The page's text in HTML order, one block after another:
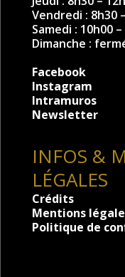
Vendredi : 8h30
Samedi : 10h00
Dimanche :
Facebook
Instagram
Intramuros
Newsletter
INFOS &
LÉGALES
Crédits
Mentions
Politique de